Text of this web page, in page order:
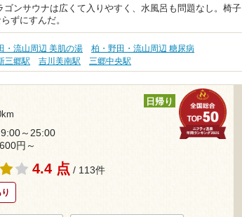
ゴンサウナは広くて入りやすく、水風呂も問題なし。椅子
ずにすんだ。
・流山周辺 美肌の湯
柏・野田・流山周辺 糖尿病
三郷駅 吉川美南駅 三郷中央駅
日帰り
～25:00
円～
4.4 点 / 113件